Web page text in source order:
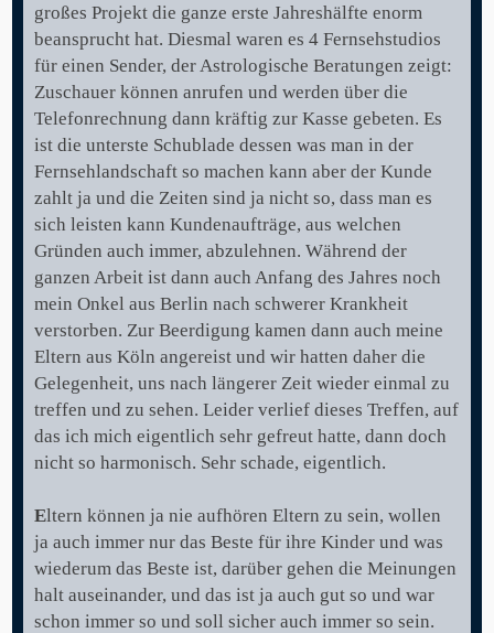
großes Projekt die ganze erste Jahreshälfte enorm
beansprucht hat. Diesmal waren es 4 Fernsehstudios
für einen Sender, der Astrologische Beratungen zeigt:
Zuschauer können anrufen und werden über die
Telefonrechnung dann kräftig zur Kasse gebeten. Es
ist die unterste Schublade dessen was man in der
Fernsehlandschaft so machen kann aber der Kunde
zahlt ja und die Zeiten sind ja nicht so, dass man es
sich leisten kann Kundenaufträge, aus welchen
Gründen auch immer, abzulehnen. Während der
ganzen Arbeit ist dann auch Anfang des Jahres noch
mein Onkel aus Berlin nach schwerer Krankheit
verstorben. Zur Beerdigung kamen dann auch meine
Eltern aus Köln angereist und wir hatten daher die
Gelegenheit, uns nach längerer Zeit wieder einmal zu
treffen und zu sehen. Leider verlief dieses Treffen, auf
das ich mich eigentlich sehr gefreut hatte, dann doch
nicht so harmonisch. Sehr schade, eigentlich.
Eltern können ja nie aufhören Eltern zu sein, wollen
ja auch immer nur das Beste für ihre Kinder und was
wiederum das Beste ist, darüber gehen die Meinungen
halt auseinander, und das ist ja auch gut so und war
schon immer so und soll sicher auch immer so sein.